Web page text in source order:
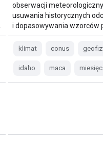
obserwacji
usuwania historycznych
i dopasowywania wzorców
klimat conus
idaho maca